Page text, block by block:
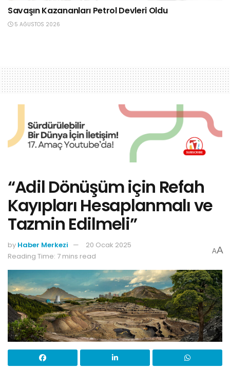
Savaşın Kazananları Petrol Devleri Oldu
5 AĞUSTOS 2026
“Adil Dönüşüm için Refah
Kayıpları Hesaplanmalı ve
Tazmin Edilmeli”
by Haber Merkezi
20 Ocak 2025
Reading Time: 7 mins read
AA